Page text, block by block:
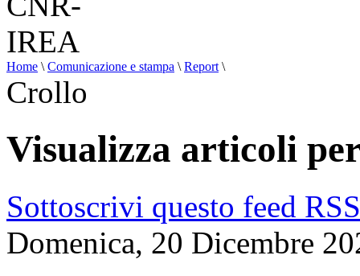
Home \ Comunicazione e stampa \ Report \
Crollo
Visualizza articoli
Sottoscrivi questo feed RSS
Domenica, 20 Dicembre